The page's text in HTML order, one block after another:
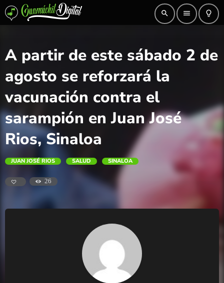
search menu lightbulb_outline
A partir de este sábado 2 de
agosto se reforzará la
vacunación contra el
sarampión en Juan José
Rios, Sinaloa
JUAN JOSÉ RIOS SALUD SINALOA
26